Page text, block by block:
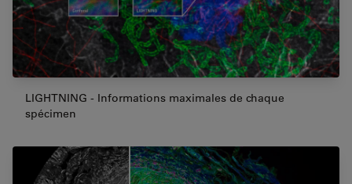
LIGHTNING - Informations maximales de chaque
spécimen